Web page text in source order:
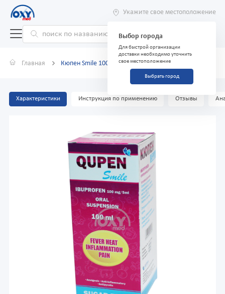
Укажите свое местоположение
Выбор города
Для быстрой организации
доставки необходимо уточнить
свое местоположение
Выбрать город
Главная Кюпен Smile 100мл
Характеристики Инструкция по применению Отзывы